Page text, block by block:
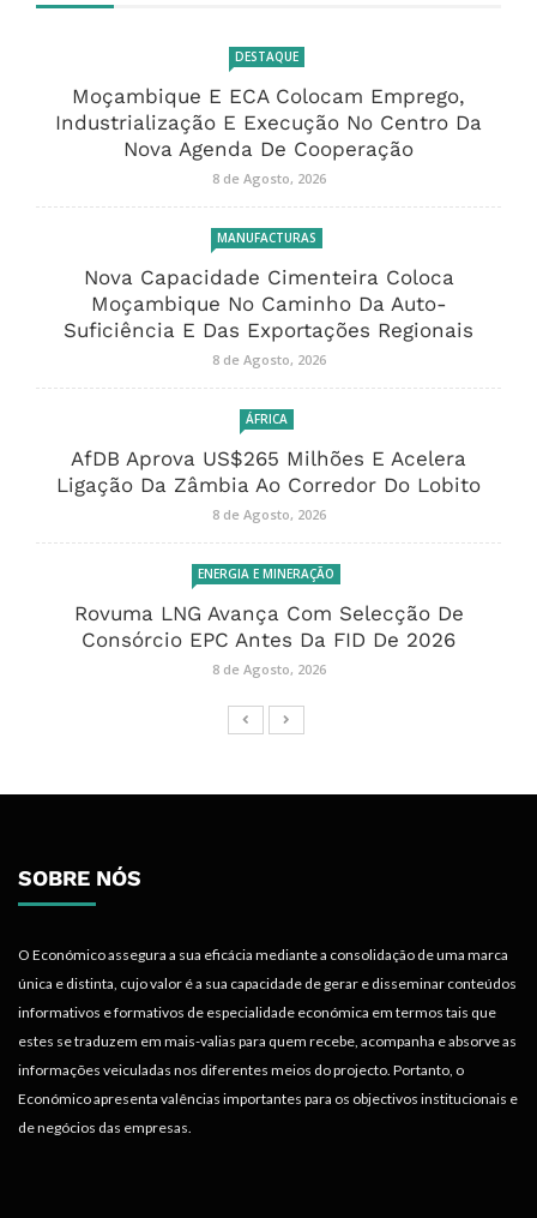
DESTAQUE
Moçambique E ECA Colocam Emprego,
Industrialização E Execução No Centro Da
Nova Agenda De Cooperação
8 de Agosto, 2026
MANUFACTURAS
Nova Capacidade Cimenteira Coloca
Moçambique No Caminho Da Auto-
Suficiência E Das Exportações Regionais
8 de Agosto, 2026
ÁFRICA
AfDB Aprova US$265 Milhões E Acelera
Ligação Da Zâmbia Ao Corredor Do Lobito
8 de Agosto, 2026
ENERGIA E MINERAÇÃO
Rovuma LNG Avança Com Selecção De
Consórcio EPC Antes Da FID De 2026
8 de Agosto, 2026
SOBRE NÓS
O Económico assegura a sua eficácia mediante a consolidação de uma marca
única e distinta, cujo valor é a sua capacidade de gerar e disseminar conteúdos
informativos e formativos de especialidade económica em termos tais que
estes se traduzem em mais-valias para quem recebe, acompanha e absorve as
informações veiculadas nos diferentes meios do projecto. Portanto, o
Económico apresenta valências importantes para os objectivos institucionais e
de negócios das empresas.